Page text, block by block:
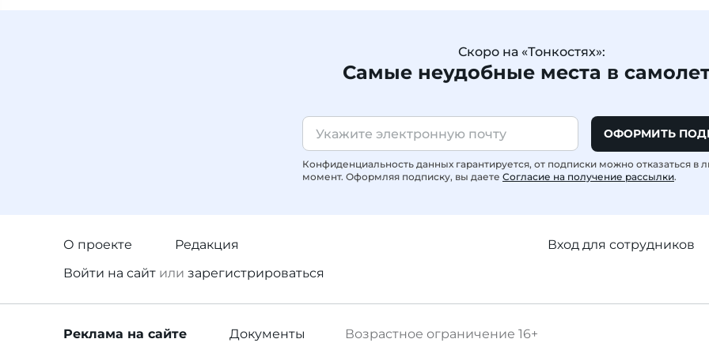
Скоро на «Тонкостях»:
Самые неудобные места в
ОФОРМИТЬ
Конфиденциальность данных гарантируется, от подписки можно отказаться в
момент. Оформляя подписку, вы даете Согласие на получение рассылки.
О проекте
Редакция
Войти на сайт или зарегистрироваться
Вход для сотрудников
Возрастное ограничение 16+
Реклама на сайте Документы